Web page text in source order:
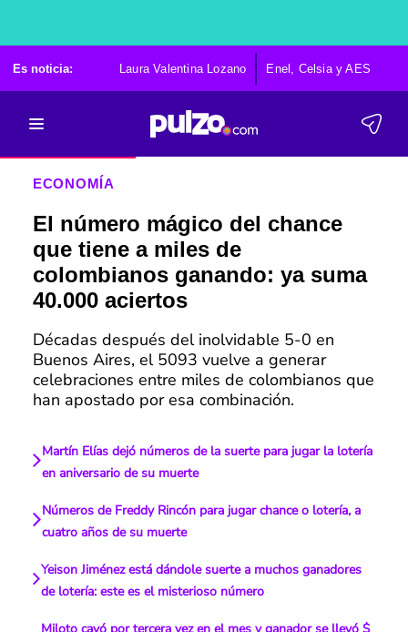
Es noticia: Laura Valentina Lozano Enel, Celsia y AES
ECONOMÍA
El número mágico del chance
que tiene a miles de
colombianos ganando: ya suma
40.000 aciertos
Décadas después del inolvidable 5-0 en
Buenos Aires, el 5093 vuelve a generar
celebraciones entre miles de colombianos que
han apostado por esa combinación.
Martín Elías dejó números de la suerte para jugar la lotería
en aniversario de su muerte
Números de Freddy Rincón para jugar chance o lotería, a
cuatro años de su muerte
Yeison Jiménez está dándole suerte a muchos ganadores
de lotería: este es el misterioso número